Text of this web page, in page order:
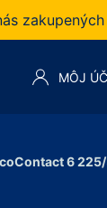
MÔJ
6 225/